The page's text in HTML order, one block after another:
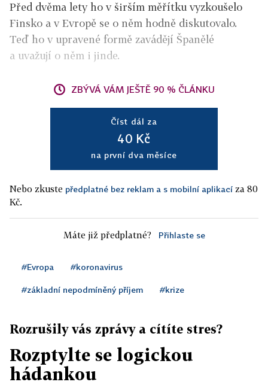
Před dvěma lety ho v širším měřítku vyzkoušelo
Finsko a v Evropě se o něm hodně diskutovalo.
Teď ho v upravené formě zavádějí Španělé
a uvažují o něm i jinde.
ZBÝVÁ VÁM JEŠTĚ 90 % ČLÁNKU
Číst dál za
40 Kč
na první dva měsíce
Nebo zkuste předplatné bez reklam a s mobilní aplikací za 80
Kč.
Máte již předplatné? Přihlaste se
#Evropa #koronavirus
#základní nepodmíněný příjem #krize
Rozrušily vás zprávy a cítíte stres?
Rozptylte se logickou
hádankou